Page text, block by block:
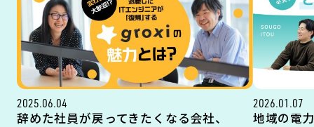
2025.06.04
辞めた社員が戻ってきたくなる会社、
2026.01.07
地域の電